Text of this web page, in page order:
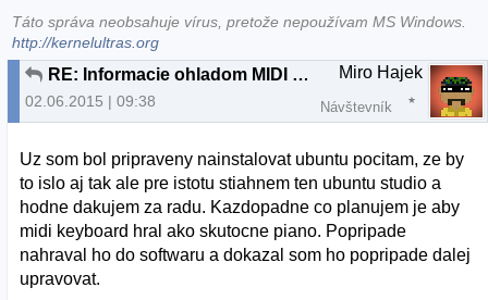
Táto správa neobsahuje vírus, pretože nepoužívam MS Windows.
http://kernelultras.org
RE: Informacie ohladom MIDI keyboardu
02.06.2015 | 09:38
Miro Hajek
Návštevník
Uz som bol pripraveny nainstalovat ubuntu pocitam, ze by
to islo aj tak ale pre istotu stiahnem ten ubuntu studio a
hodne dakujem za radu. Kazdopadne co planujem je aby
midi keyboard hral ako skutocne piano. Popripade
nahraval ho do softwaru a dokazal som ho popripade dalej
upravovat.